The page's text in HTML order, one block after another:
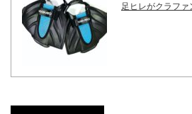
足ヒレがクラファ